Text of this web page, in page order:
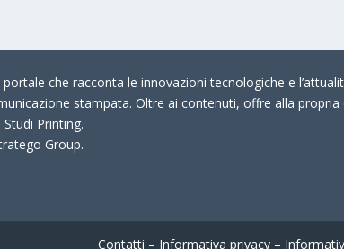
portale che racconta le innovazioni tecnologiche e
stampata. Oltre ai contenuti, offre alla
Studi Printing.
Group.
Contatti – Informativa privacy–